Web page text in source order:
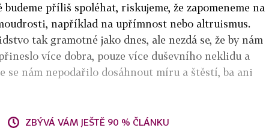
příliš spoléhat, riskujeme, že zapomeneme na
například na upřímnost nebo altruismus.
tak gramotné jako dnes, ale nezdá se, že by nám
více dobra, pouze více duševního neklidu a
se nám nepodařilo dosáhnout míru a štěstí, ba ani
ZBÝVÁ VÁM JEŠTĚ 90 % ČLÁNKU